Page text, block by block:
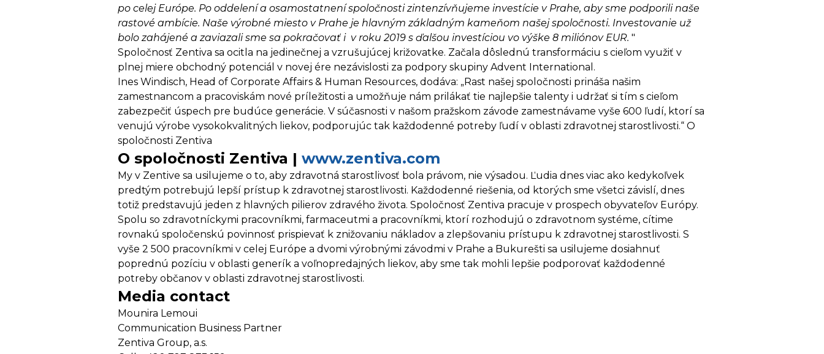
po celej Európe. Po oddelení a osamostatnení spoločnosti zintenzívňujeme investície v Prahe, aby sme podporili naše
rastové ambície. Naše výrobné miesto v Prahe je hlavným základným kameňom našej spoločnosti. Investovanie už
bolo zahájené a zaviazali sme sa pokračovať i v roku 2019 s ďalšou investíciou vo výške 8 miliónov EUR. "
Spoločnosť Zentiva sa ocitla na jedinečnej a vzrušujúcej križovatke. Začala dôslednú transformáciu s cieľom využiť v
plnej miere obchodný potenciál v novej ére nezávislosti za podpory skupiny Advent International.
Ines Windisch, Head of Corporate Affairs & Human Resources, dodáva: „Rast našej spoločnosti prináša našim
zamestnancom a pracoviskám nové príležitosti a umožňuje nám prilákať tie najlepšie talenty i udržať si tím s cieľom
zabezpečiť úspech pre budúce generácie. V súčasnosti v našom pražskom závode zamestnávame vyše 600 ľudí, ktorí sa
venujú výrobe vysokokvalitných liekov, podporujúc tak každodenné potreby ľudí v oblasti zdravotnej starostlivosti.“ O
spoločnosti Zentiva
O spoločnosti Zentiva | www.zentiva.com
My v Zentive sa usilujeme o to, aby zdravotná starostlivosť bola právom, nie výsadou. Ľudia dnes viac ako kedykoľvek
predtým potrebujú lepší prístup k zdravotnej starostlivosti. Každodenné riešenia, od ktorých sme všetci závislí, dnes
totiž predstavujú jeden z hlavných pilierov zdravého života. Spoločnosť Zentiva pracuje v prospech obyvateľov Európy.
Spolu so zdravotníckymi pracovníkmi, farmaceutmi a pracovníkmi, ktorí rozhodujú o zdravotnom systéme, cítime
rovnakú spoločenskú povinnosť prispievať k znižovaniu nákladov a zlepšovaniu prístupu k zdravotnej starostlivosti. S
vyše 2 500 pracovníkmi v celej Európe a dvomi výrobnými závodmi v Prahe a Bukurešti sa usilujeme dosiahnuť
poprednú pozíciu v oblasti generík a voľnopredajných liekov, aby sme tak mohli lepšie podporovať každodenné
potreby občanov v oblasti zdravotnej starostlivosti.
Media contact
Mounira Lemoui
Communication Business Partner
Zentiva Group, a.s.